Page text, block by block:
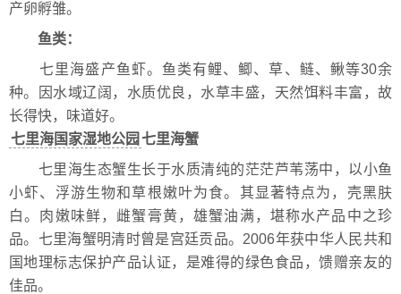
产卵孵雏。
鱼类：
七里海盛产鱼虾。鱼类有鲤、鲫、草、鲢、鳅等30余
种。因水域辽阔，水质优良，水草丰盛，天然饵料丰富，故
长得快，味道好。
七里海国家湿地公园 七里海蟹
七里海生态蟹生长于水质清纯的茫茫芦苇荡中，以小鱼
小虾、浮游生物和草根嫩叶为食。其显著特点为，壳黑肤
白。肉嫩味鲜，雌蟹膏黄，雄蟹油满，堪称水产品中之珍
品。七里海蟹明清时曾是宫廷贡品。2006年获中华人民共和
国地理标志保护产品认证，是难得的绿色食品，馈赠亲友的
佳品。